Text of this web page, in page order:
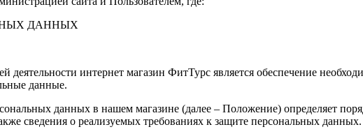
ДАННЫХ
интернет магазин ФитТурс является обеспечение
данные.
данных в нашем магазине (далее – Положение) определяет
сведения о реализуемых требованиях к защите персональных данных.